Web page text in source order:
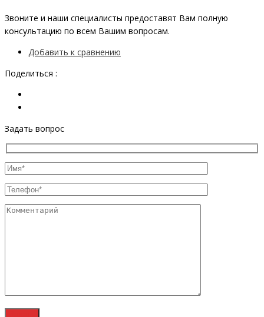
Звоните и наши специалисты предоставят Вам полную
консультацию по всем Вашим вопросам.
Добавить к сравнению
Поделиться :
Задать вопрос